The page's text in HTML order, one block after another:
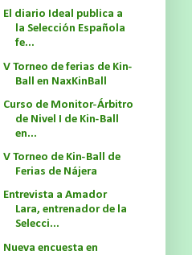
El diario Ideal publica a
la Selección Española
fe...
V Torneo de ferias de Kin-
Ball en NaxKinBall
Curso de Monitor-Árbitro
de Nivel I de Kin-Ball
en...
V Torneo de Kin-Ball de
Ferias de Nájera
Entrevista a Amador
Lara, entrenador de la
Selecci...
Nueva encuesta en